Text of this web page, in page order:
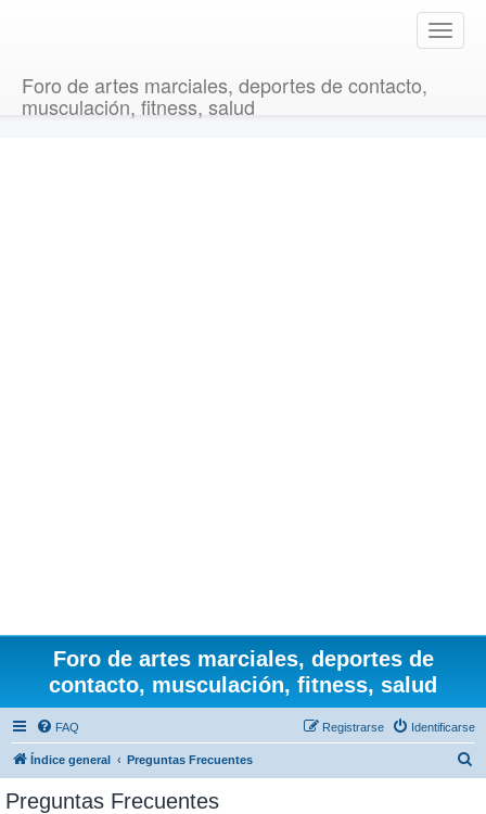
T
o
Foro de artes marciales, deportes de contacto,
musculación, fitness, salud
Foro de artes marciales, deportes de
contacto, musculación, fitness, salud
FAQ Identificarse
Registrarse
Índice general Preguntas Frecuentes
Preguntas Frecuentes